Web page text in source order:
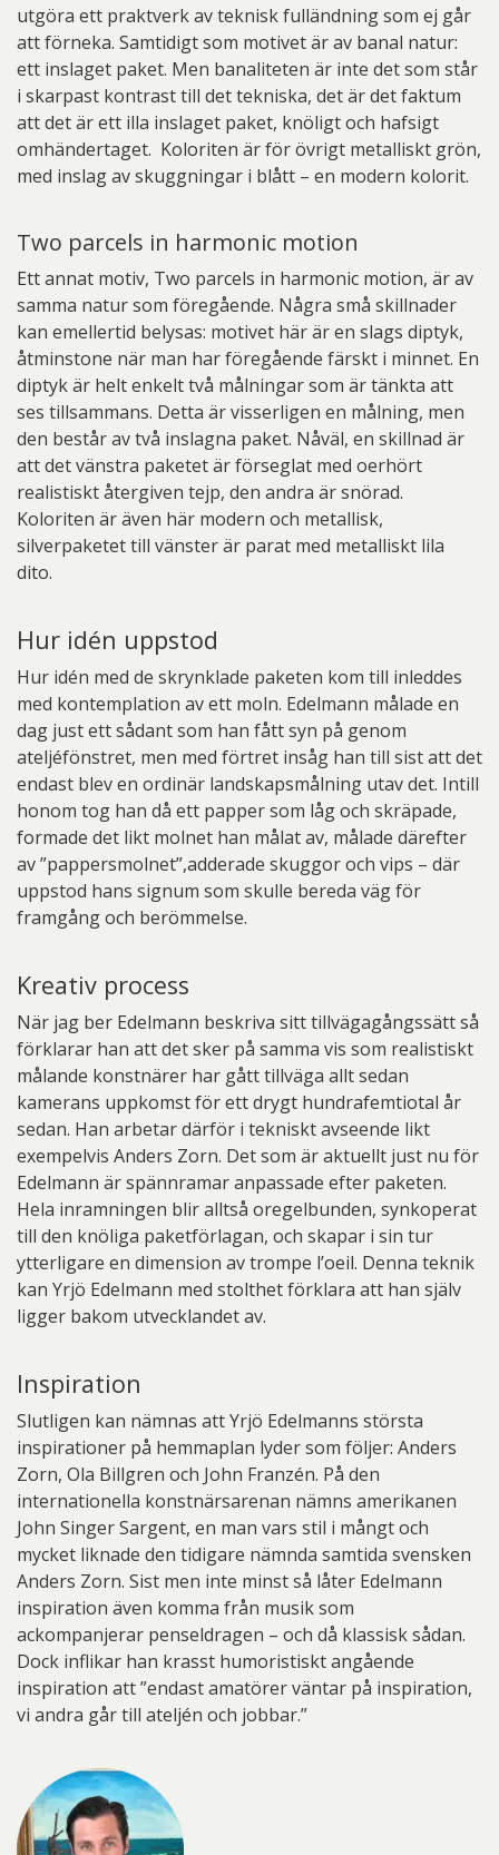
utgöra ett praktverk av teknisk fulländning som ej går
att förneka. Samtidigt som motivet är av banal natur:
ett inslaget paket. Men banaliteten är inte det som står
i skarpast kontrast till det tekniska, det är det faktum
att det är ett illa inslaget paket, knöligt och hafsigt
omhändertaget. Koloriten är för övrigt metalliskt grön,
med inslag av skuggningar i blått – en modern kolorit.
Two parcels in harmonic motion
Ett annat motiv, Two parcels in harmonic motion, är av
samma natur som föregående. Några små skillnader
kan emellertid belysas: motivet här är en slags diptyk,
åtminstone när man har föregående färskt i minnet. En
diptyk är helt enkelt två målningar som är tänkta att
ses tillsammans. Detta är visserligen en målning, men
den består av två inslagna paket. Nåväl, en skillnad är
att det vänstra paketet är förseglat med oerhört
realistiskt återgiven tejp, den andra är snörad.
Koloriten är även här modern och metallisk,
silverpaketet till vänster är parat med metalliskt lila
dito.
Hur idén uppstod
Hur idén med de skrynklade paketen kom till inleddes
med kontemplation av ett moln. Edelmann målade en
dag just ett sådant som han fått syn på genom
ateljéfönstret, men med förtret insåg han till sist att det
endast blev en ordinär landskapsmålning utav det. Intill
honom tog han då ett papper som låg och skräpade,
formade det likt molnet han målat av, målade därefter
av ”pappersmolnet”,adderade skuggor och vips – där
uppstod hans signum som skulle bereda väg för
framgång och berömmelse.
Kreativ process
När jag ber Edelmann beskriva sitt tillvägagångssätt så
förklarar han att det sker på samma vis som realistiskt
målande konstnärer har gått tillväga allt sedan
kamerans uppkomst för ett drygt hundrafemtiotal år
sedan. Han arbetar därför i tekniskt avseende likt
exempelvis Anders Zorn. Det som är aktuellt just nu för
Edelmann är spännramar anpassade efter paketen.
Hela inramningen blir alltså oregelbunden, synkoperat
till den knöliga paketförlagan, och skapar i sin tur
ytterligare en dimension av trompe l’oeil. Denna teknik
kan Yrjö Edelmann med stolthet förklara att han själv
ligger bakom utvecklandet av.
Inspiration
Slutligen kan nämnas att Yrjö Edelmanns största
inspirationer på hemmaplan lyder som följer: Anders
Zorn, Ola Billgren och John Franzén. På den
internationella konstnärsarenan nämns amerikanen
John Singer Sargent, en man vars stil i mångt och
mycket liknade den tidigare nämnda samtida svensken
Anders Zorn. Sist men inte minst så låter Edelmann
inspiration även komma från musik som
ackompanjerar penseldragen – och då klassisk sådan.
Dock inflikar han krasst humoristiskt angående
inspiration att ”endast amatörer väntar på inspiration,
vi andra går till ateljén och jobbar.”